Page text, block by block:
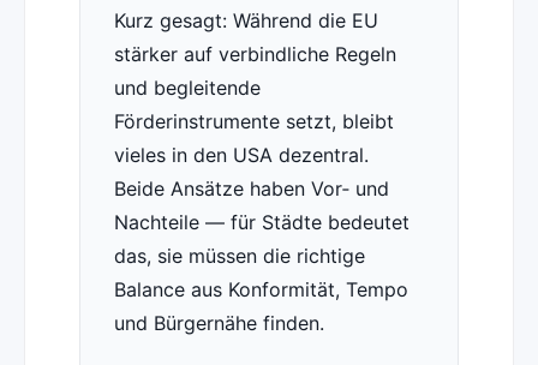
Kurz gesagt: Während die EU
stärker auf verbindliche Regeln
und begleitende
Förderinstrumente setzt, bleibt
vieles in den USA dezentral.
Beide Ansätze haben Vor‑ und
Nachteile — für Städte bedeutet
das, sie müssen die richtige
Balance aus Konformität, Tempo
und Bürgernähe finden.